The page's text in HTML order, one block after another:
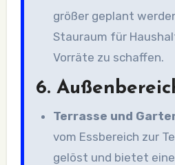
größer geplant
Stauraum für
Vorräte zu schaffen.
6.
Terrasse und
vom Essbereich zur
gelöst und bietet